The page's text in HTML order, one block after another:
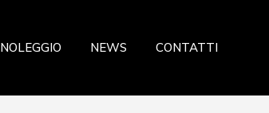
NOLEGGIO NEWS CONTATTI